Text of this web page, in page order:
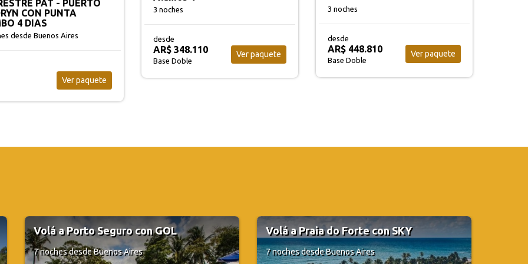
3 noches
desde
AR$ 448.810
Base Doble
Ver paquete
3 noches
desde
AR$ 627.370
Base Doble
Ver paquete
Volá a Praia do Forte con SKY
7 nochesdesde Buenos Aires
Volá a Imbassaí con SKY
7 nochesdesde Buenos Aires